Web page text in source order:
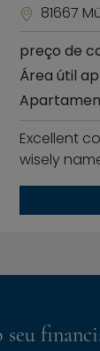
81667
preço de
Área útil
Excellent
wisely
seu